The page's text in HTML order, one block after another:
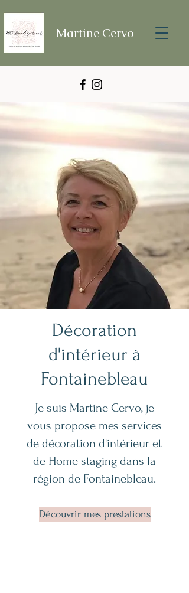
Martine Cervo
Décoration
d'intérieur à
Fontainebleau
Je suis Martine Cervo, je
vous propose mes services
de décoration d'intérieur et
de Home staging dans la
région de Fontainebleau.
Découvrir mes prestations